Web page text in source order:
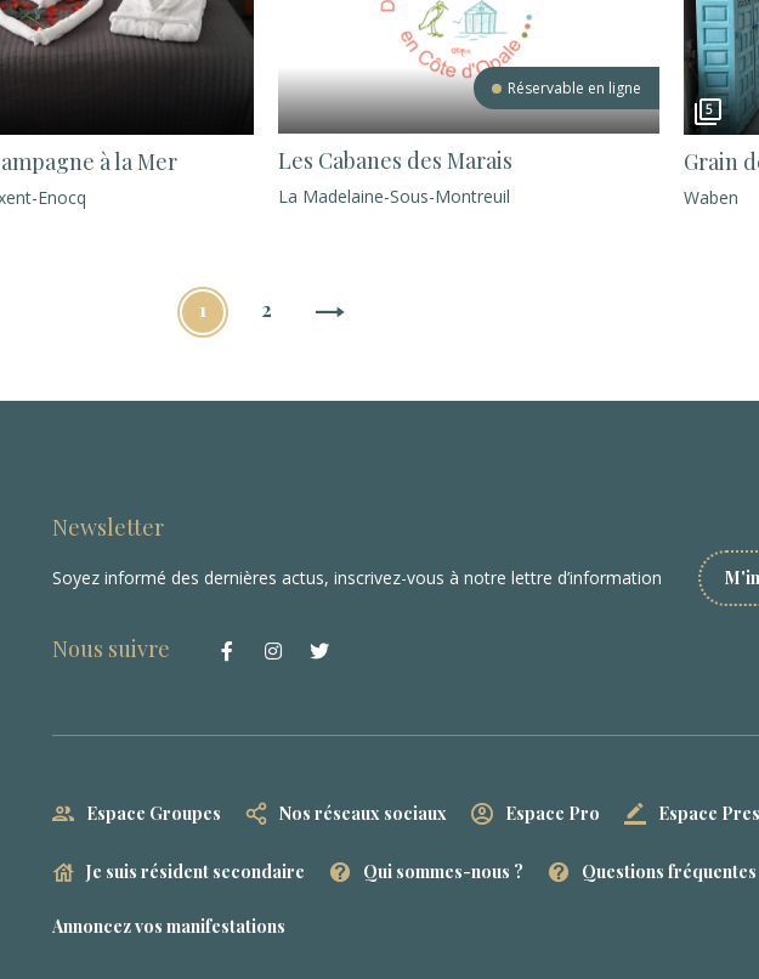
à la Mer
Enocq
Réservable en ligne
Les Cabanes des Marais
La Madelaine-Sous-Montreuil
5
Grain
Waben
1 2
Newsletter
Soyez informé des dernières actus, inscrivez-vous à notre lettre d’information
Nous suivre
Espace Groupes Nos réseaux sociaux Espace Pro Espace
Je suis résident secondaire Qui sommes-nous ? Questions fréquentes
Annoncez vos manifestations